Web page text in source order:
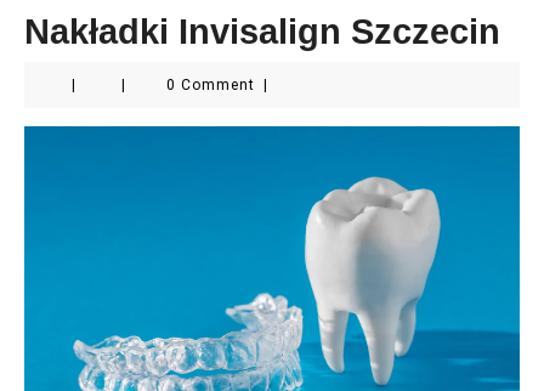
Nakładki Invisalign Szczecin
0 Comment